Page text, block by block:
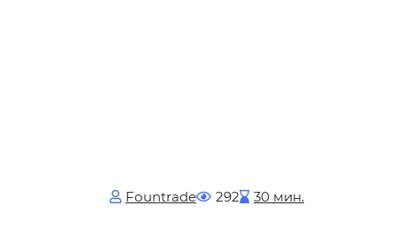
Fоuntrade 292 30 мин.